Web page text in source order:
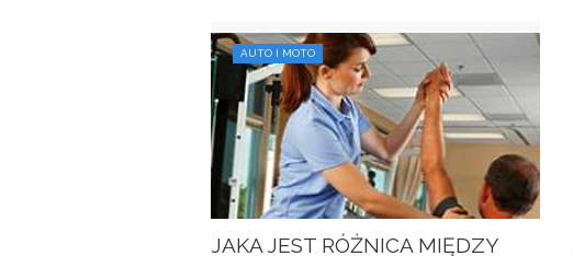
AUTO I MOTO
JAKA JEST RÓŻNICA MIĘDZY